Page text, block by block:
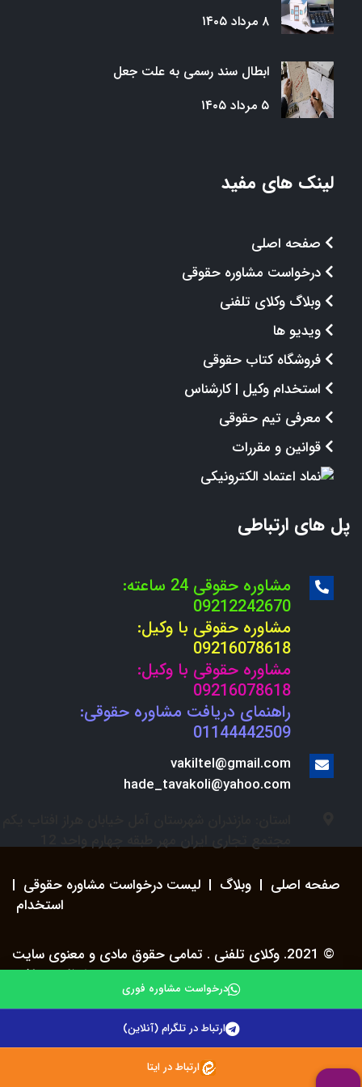
۸ مرداد ۱۴۰۵
ابطال سند رسمی به علت جعل
۵ مرداد ۱۴۰۵
لینک های مفید
صفحه اصلی
درخواست مشاوره حقوقی
وبلاگ وکلای تلفنی
ویدیو ها
فروشگاه کتاب حقوقی
استخدام وکیل | کارشناس
معرفی تیم حقوقی
قوانین و مقررات
پل های ارتباطی
مشاوره حقوقی 24 ساعته:
09212242670
مشاوره حقوقی با وکیل:
09216078618
مشاوره حقوقی با وکیل:
09216078618
راهنمای دریافت مشاوره حقوقی:
01144442509
vakiltel@gmail.com
hade_tavakoli@yahoo.com
صفحه اصلی | وبلاگ | لیست درخواست مشاوره حقوقی |
استخدام
© 2021. وکلای تلفنی . تمامی حقوق مادی و معنوی سایت
محفوظ می باشد.
درخواست مشاوره فوری
ارتباط در تلگرام (آنلاین)
ارتباط در ایتا